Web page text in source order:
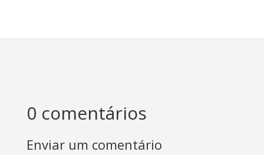
0 comentários
Enviar um comentário